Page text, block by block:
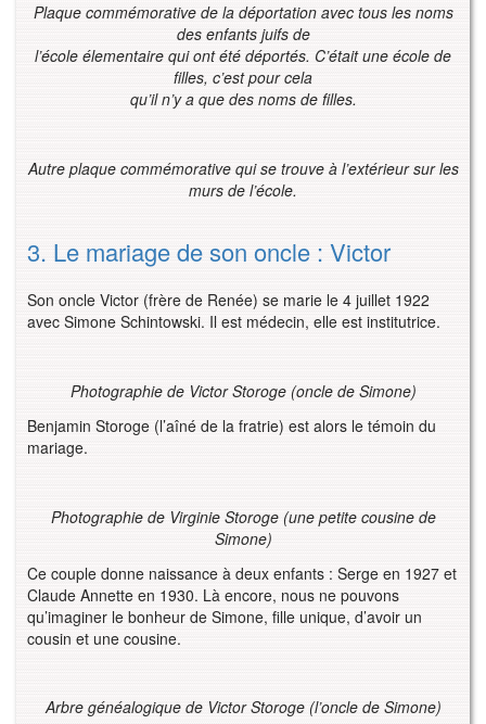
Plaque commémorative de la déportation avec tous les noms
des enfants juifs de
l’école élementaire qui ont été déportés. C’était une école de
filles, c’est pour cela
qu’il n’y a que des noms de filles.
Autre plaque commémorative qui se trouve à l’extérieur sur les
murs de l’école.
3. Le mariage de son oncle : Victor
Son oncle Victor (frère de Renée) se marie le 4 juillet 1922
avec Simone Schintowski. Il est médecin, elle est institutrice.
Photographie de Victor Storoge (oncle de Simone)
Benjamin Storoge (l’aîné de la fratrie) est alors le témoin du
mariage.
Photographie de Virginie Storoge (une petite cousine de
Simone)
Ce couple donne naissance à deux enfants : Serge en 1927 et
Claude Annette en 1930. Là encore, nous ne pouvons
qu’imaginer le bonheur de Simone, fille unique, d’avoir un
cousin et une cousine.
Arbre généalogique de Victor Storoge (l’oncle de Simone)